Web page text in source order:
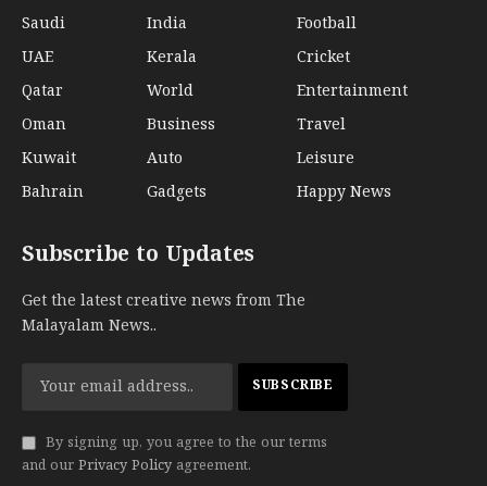
Saudi
UAE
Qatar
Oman
Kuwait
Bahrain
India
Kerala
World
Business
Auto
Gadgets
Football
Cricket
Entertainment
Travel
Leisure
Happy News
Subscribe to Updates
Get the latest creative news from The
Malayalam News..
By signing up, you agree to the our terms
and our Privacy Policy agreement.